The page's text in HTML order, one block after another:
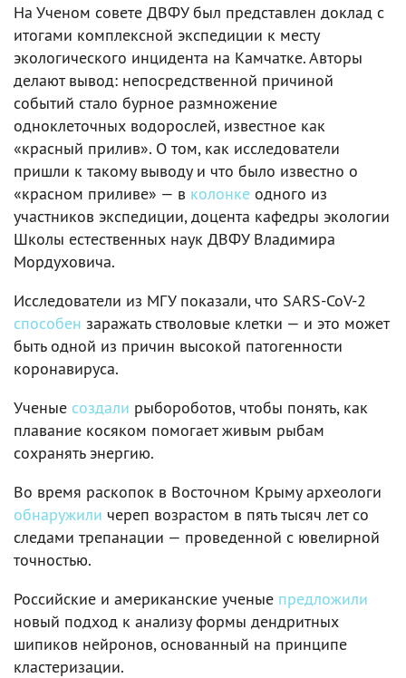
На Ученом совете ДВФУ был представлен доклад с
итогами комплексной экспедиции к месту
экологического инцидента на Камчатке. Авторы
делают вывод: непосредственной причиной
событий стало бурное размножение
одноклеточных водорослей, известное как
«красный прилив». О том, как исследователи
пришли к такому выводу и что было известно о
«красном приливе» — в колонке одного из
участников экспедиции, доцента кафедры экологии
Школы естественных наук ДВФУ Владимира
Мордуховича.
Исследователи из МГУ показали, что SARS-CoV-2
способен заражать стволовые клетки — и это может
быть одной из причин высокой патогенности
коронавируса.
Ученые создали рыбороботов, чтобы понять, как
плавание косяком помогает живым рыбам
сохранять энергию.
Во время раскопок в Восточном Крыму археологи
обнаружили череп возрастом в пять тысяч лет со
следами трепанации — проведенной с ювелирной
точностью.
Российские и американские ученые предложили
новый подход к анализу формы дендритных
шипиков нейронов, основанный на принципе
кластеризации.